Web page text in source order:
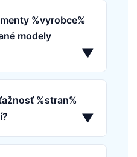
%vyrobce%
modely
▼
%stran%
▼